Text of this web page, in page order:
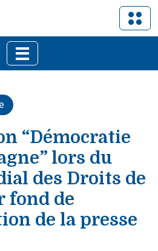
“Démocratie
lors du
des Droits de
fond de
de la presse